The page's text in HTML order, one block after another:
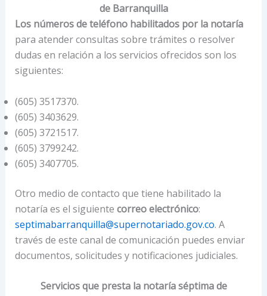
de Barranquilla
Los números de teléfono habilitados por la notaría
para atender consultas sobre trámites o resolver
dudas en relación a los servicios ofrecidos son los
siguientes:
(605) 3517370.
(605) 3403629.
(605) 3721517.
(605) 3799242.
(605) 3407705.
Otro medio de contacto que tiene habilitado la
notaría es el siguiente correo electrónico:
septimabarranquilla@supernotariado.gov.co. A
través de este canal de comunicación puedes enviar
documentos, solicitudes y notificaciones judiciales.
Servicios que presta la notaría séptima de